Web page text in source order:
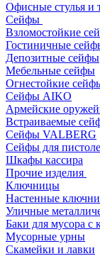
Офисные стулья и
Сейфы
Взломостойкие
Гостиничные
Депозитные сейфы
Мебельные сейфы
Огнестойкие
Сейфы AIKO
Армейские
Встраиваемые
Сейфы VALBERG
Сейфы для
Шкафы кассира
Прочие изделия
Ключницы
Настенные
Уличные
Баки для мусора с
Мусорные урны
Скамейки и лавки